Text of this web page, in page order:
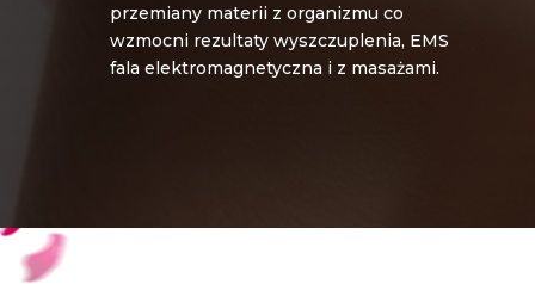
przemiany materii z organizmu co
wzmocni rezultaty wyszczuplenia, EMS
fala elektromagnetyczna i z masażami.